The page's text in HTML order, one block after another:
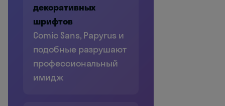
декоративных
шрифтов
Comic Sans, Papyrus и
подобные разрушают
профессиональный
имидж